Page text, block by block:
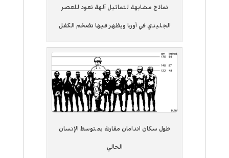
نماذج مشابهة لتماثيل آلهة تعود للعصر
الجليدي في أوربا ويظهر فيها تضخم الكفل
طول سكان اندامان مقارنة بمتوسط الإنسان
الحالي